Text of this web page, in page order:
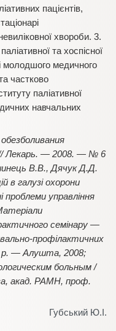
пацієнтів,
хвороби. 3.
та хоспісної
молодшого медичного
частково
паліативної
навчальних
// Лекарь. — 2008. — № 6
В.В., Дячук Д.Д.
в галузі охорони
проблеми управління
семінару —
профілактичних
р. — Алушта, 2008;
больным /
акад. РАМН, проф.
Губський Ю.І.